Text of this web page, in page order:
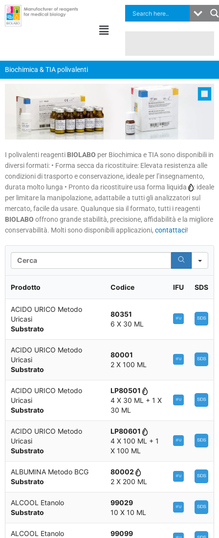
Vai
contenuto
Menu
Biochimica & TIA polivalenti
I polivalenti reagenti BIOLABO per Biochimica e TIA sono disponibili in
diversi formati: • Forma secca da ricostituire: Elevata resistenza alle
condizioni di trasporto e conservazione, ideale per l’insegnamento,
durata molto lunga • Pronto da ricostituire usa forma liquida
: ideale
per limitare la manipolazione, adattabile a tutti gli analizzatori sul
mercato, facile da usare. Qualunque sia il formato, tutti i reagenti
BIOLABO offrono grande stabilità, precisione, affidabilità e la migliore
conservabilità. Molti sono disponibili applicazioni, contattaci!
Prodotto Codice IFU SDS
ACIDO URICO Metodo
Uricasi
Substrato
80351
6 X 30 ML
ACIDO URICO Metodo
Uricasi
Substrato
80001
2 X 100 ML
ACIDO URICO Metodo
Uricasi
Substrato
LP80501
4 X 30 ML + 1 X
30 ML
ACIDO URICO Metodo
Uricasi
Substrato
LP80601
4 X 100 ML + 1
X 100 ML
ALBUMINA Metodo BCG
Substrato
80002
2 X 200 ML
ALCOOL Etanolo
Substrato
99029
10 X 10 ML
ALCOOL Etanolo
99099